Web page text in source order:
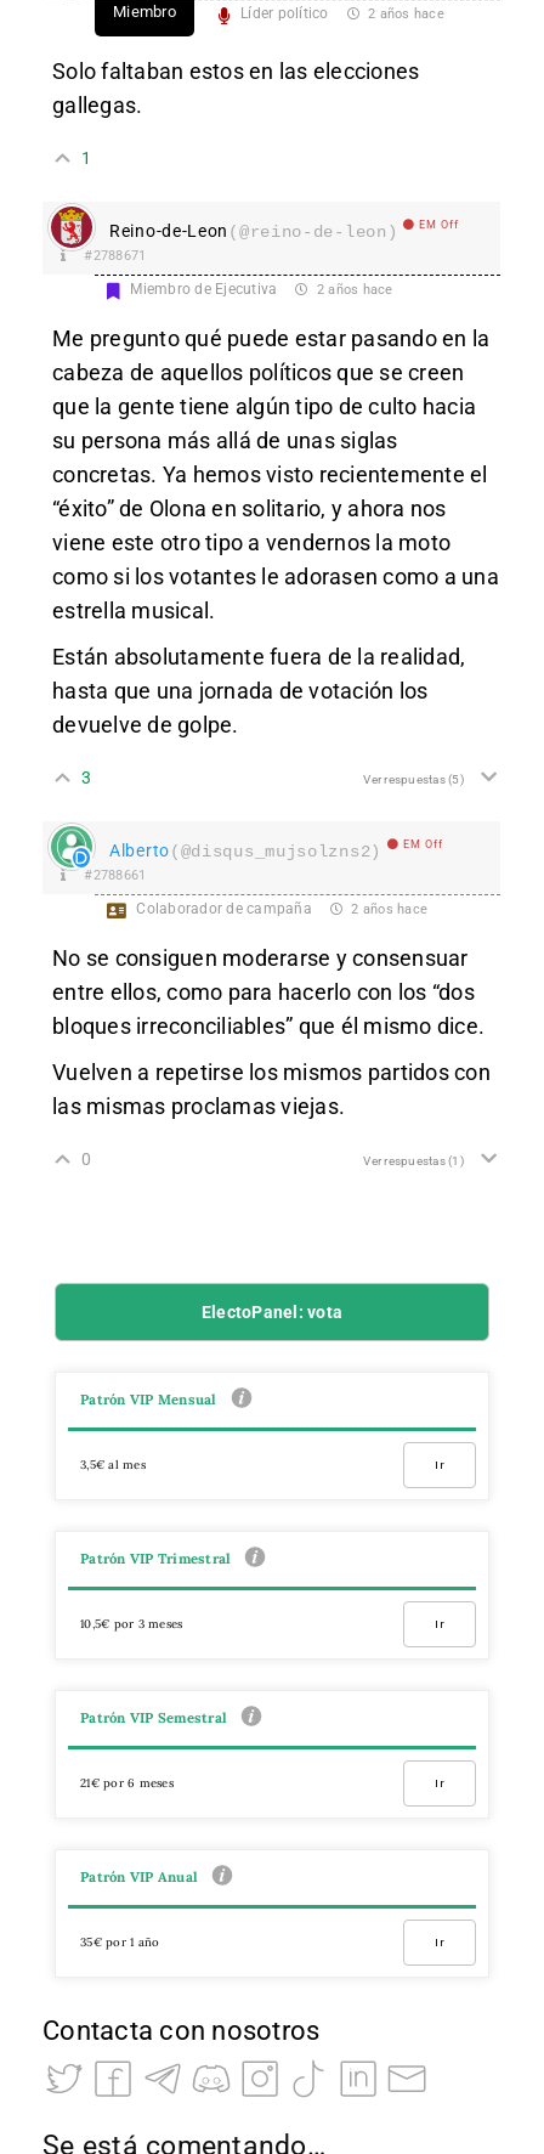
Miembro Líder político 2 años hace
Solo faltaban estos en las elecciones
gallegas.
1
Reino-de-Leon (@reino-de-leon) EM Off
#2788671
Miembro de Ejecutiva 2 años hace
Me pregunto qué puede estar pasando en la
cabeza de aquellos políticos que se creen
que la gente tiene algún tipo de culto hacia
su persona más allá de unas siglas
concretas. Ya hemos visto recientemente el
“éxito” de Olona en solitario, y ahora nos
viene este otro tipo a vendernos la moto
como si los votantes le adorasen como a una
estrella musical.
Están absolutamente fuera de la realidad,
hasta que una jornada de votación los
devuelve de golpe.
3 Ver respuestas(5)
Alberto(@disqus_mujsolzns2) EM Off
#2788661
Colaborador de campaña 2 años hace
No se consiguen moderarse y consensuar
entre ellos, como para hacerlo con los “dos
bloques irreconciliables” que él mismo dice.
Vuelven a repetirse los mismos partidos con
las mismas proclamas viejas.
0 Ver respuestas(1)
ElectoPanel: vota
Patrón VIP Mensual
3,5€ al mes Ir
Patrón VIP Trimestral
10,5€ por 3 meses Ir
Patrón VIP Semestral
21€ por 6 meses Ir
Patrón VIP Anual
35€ por 1 año Ir
Contacta con nosotros
Se está comentando…